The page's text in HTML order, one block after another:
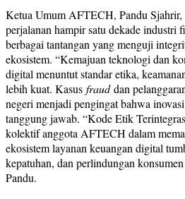
Ketua Umum AFTECH, Pandu Sjahrir,
perjalanan hampir satu dekade industri
berbagai tantangan yang menguji
ekosistem. “Kemajuan teknologi dan
digital menuntut standar etika,
lebih kuat. Kasus frauddan
negeri menjadi pengingat bahwa
tanggung jawab. “Kode Etik
kolektif anggota AFTECH dalam
ekosistem layanan keuangan digital
kepatuhan, dan perlindungan
Pandu.